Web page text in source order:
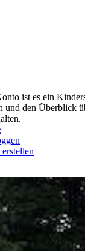
ist es ein
und den Überblick